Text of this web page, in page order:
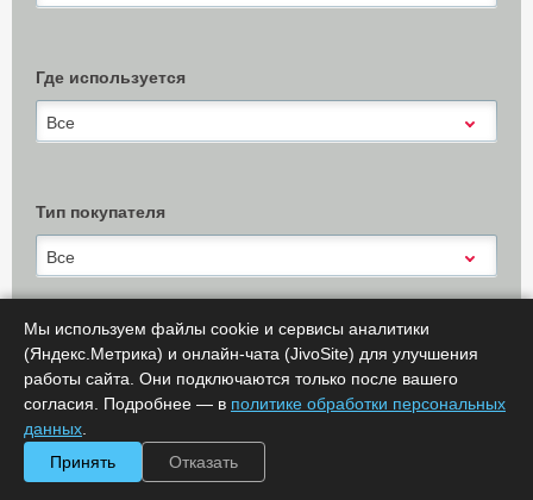
Где используется
Все
Тип покупателя
Все
Показать результаты (0) Х Очистить
Сообщить об ошибке
Мы используем файлы cookie и сервисы аналитики
(Яндекс.Метрика) и онлайн-чата (JivoSite) для улучшения
работы сайта. Они подключаются только после вашего
согласия. Подробнее — в политике обработки персональных
данных
Принять
Отказать